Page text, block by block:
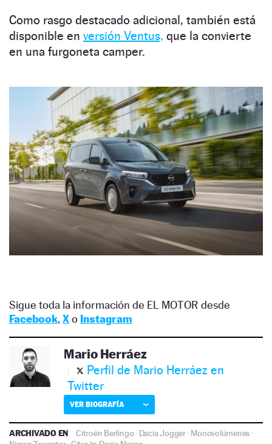
Como rasgo destacado adicional, también está
disponible en versión Ventus, que la convierte
en una furgoneta camper.
Sigue toda la información de EL MOTOR desde
Facebook, Xo Instagram
Mario Herráez
Perfil de Mario Herráez en
Twitter
VER BIOGRAFÍA
ARCHIVADO EN Citroën Berlingo · Dacia Jogger·Monovolúmenes ·